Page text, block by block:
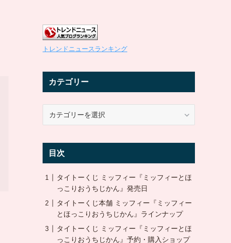
トレンドニュースランキング
カテゴリー
リ
目次
タイトーくじ ミッフィー『ミッフィーとほ
っこりおうちじかん』発売日
タイトーくじ本舗 ミッフィー『ミッフィー
とほっこりおうちじかん』ラインナップ
タイトーくじ ミッフィー『ミッフィーとほ
っこりおうちじかん』予約・購入ショップ